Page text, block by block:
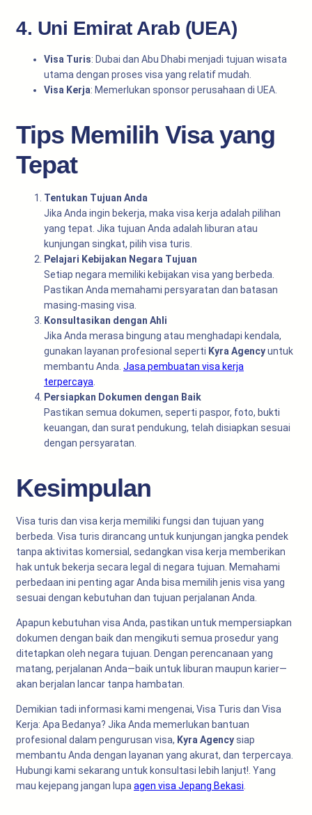
4. Uni Emirat Arab (UEA)
Visa Turis: Dubai dan Abu Dhabi menjadi tujuan wisata
utama dengan proses visa yang relatif mudah.
Visa Kerja: Memerlukan sponsor perusahaan di UEA.
Tips Memilih Visa yang
Tepat
Tentukan Tujuan Anda
Jika Anda ingin bekerja, maka visa kerja adalah pilihan
yang tepat. Jika tujuan Anda adalah liburan atau
kunjungan singkat, pilih visa turis.
Pelajari Kebijakan Negara Tujuan
Setiap negara memiliki kebijakan visa yang berbeda.
Pastikan Anda memahami persyaratan dan batasan
masing-masing visa.
Konsultasikan dengan Ahli
Jika Anda merasa bingung atau menghadapi kendala,
gunakan layanan profesional seperti Kyra Agencyuntuk
membantu Anda. Jasa pembuatan visa kerja
terpercaya
Persiapkan Dokumen dengan Baik
Pastikan semua dokumen, seperti paspor, foto, bukti
keuangan, dan surat pendukung, telah disiapkan sesuai
dengan persyaratan.
Kesimpulan
Visa turis dan visa kerja memiliki fungsi dan tujuan yang
berbeda. Visa turis dirancang untuk kunjungan jangka pendek
tanpa aktivitas komersial, sedangkan visa kerja memberikan
hak untuk bekerja secara legal di negara tujuan. Memahami
perbedaan ini penting agar Anda bisa memilih jenis visa yang
sesuai dengan kebutuhan dan tujuan perjalanan Anda.
Apapun kebutuhan visa Anda, pastikan untuk mempersiapkan
dokumen dengan baik dan mengikuti semua prosedur yang
ditetapkan oleh negara tujuan. Dengan perencanaan yang
matang, perjalanan Anda—baik untuk liburan maupun karier—
akan berjalan lancar tanpa hambatan.
Demikian tadi informasi kami mengenai, Visa Turis dan Visa
Kerja: Apa Bedanya? Jika Anda memerlukan bantuan
profesional dalam pengurusan visa, Kyra Agencysiap
membantu Anda dengan layanan yang akurat, dan terpercaya.
Hubungi kami sekarang untuk konsultasi lebih lanjut!. Yang
mau kejepang jangan lupa agen visa Jepang Bekasi